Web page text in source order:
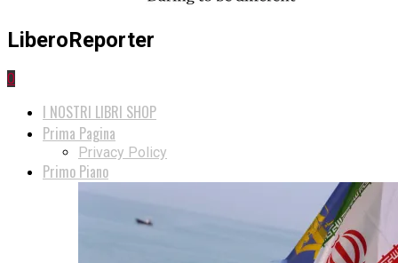
LiberoReporter
0
I NOSTRI LIBRI SHOP
Prima Pagina
Privacy Policy
Primo Piano